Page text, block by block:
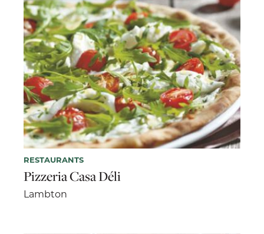
RESTAURANTS
Pizzeria Casa Déli
Lambton